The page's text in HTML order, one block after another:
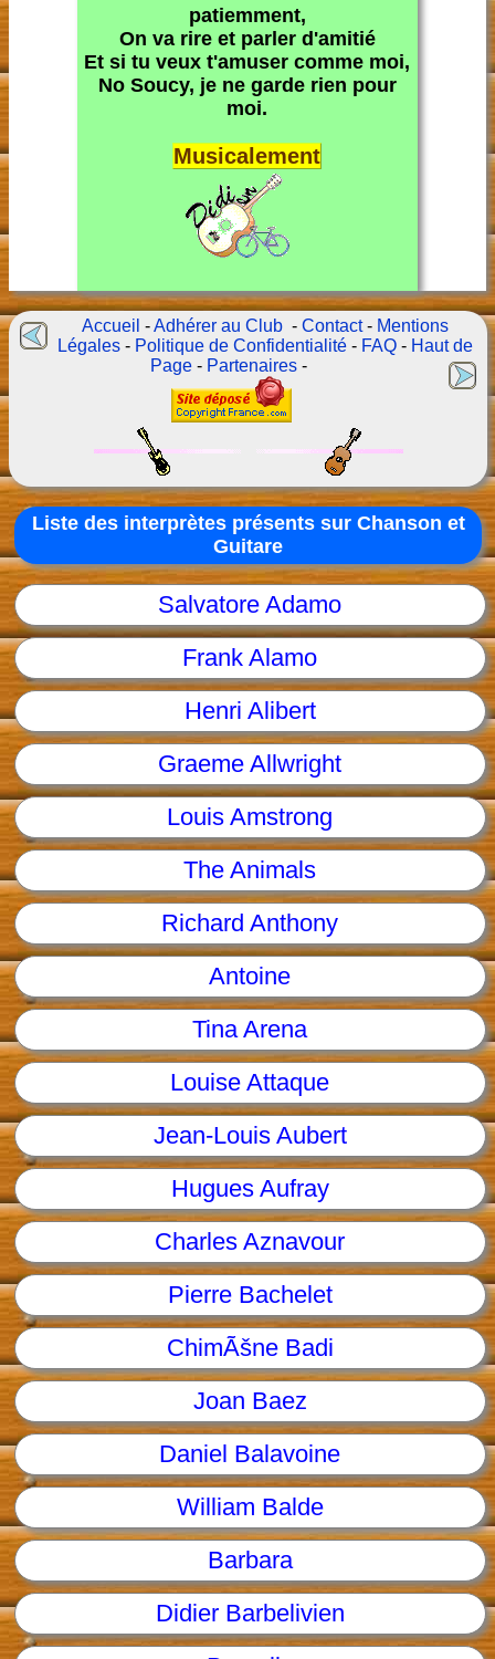
patiemment,
On va rire et parler d'amitié
Et si tu veux t'amuser comme moi,
No Soucy, je ne garde rien pour
moi.
Musicalement
Accueil -Adhérer au Club- Contact- Mentions
Légales- Politique de Confidentialité- FAQ- Haut de
Page - Partenaires -
Liste des interprètes présents sur Chanson et
Guitare
Salvatore Adamo
Frank Alamo
Henri Alibert
Graeme Allwright
Louis Amstrong
The Animals
Richard Anthony
Antoine
Tina Arena
Louise Attaque
Jean-Louis Aubert
Hugues Aufray
Charles Aznavour
Pierre Bachelet
ChimÃšne Badi
Joan Baez
Daniel Balavoine
William Balde
Barbara
Didier Barbelivien